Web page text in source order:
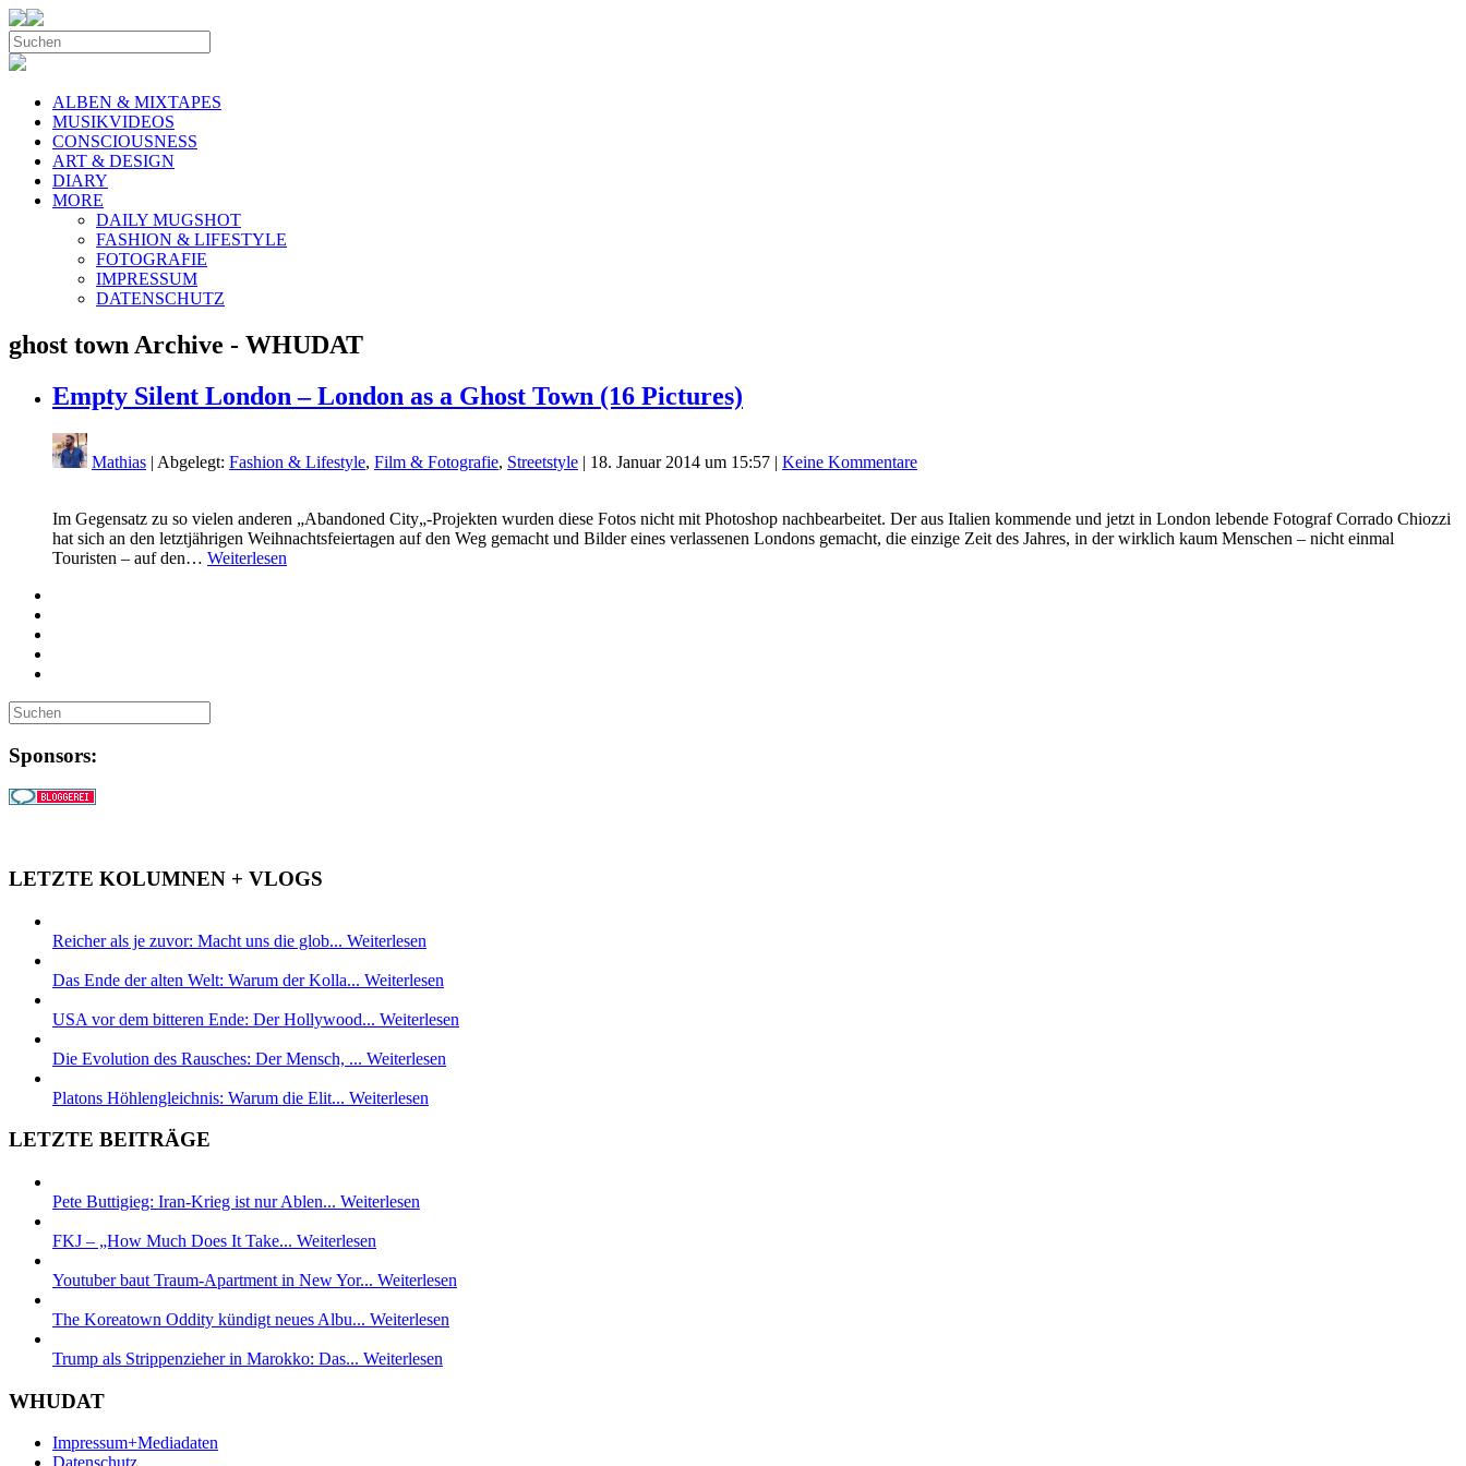
ALBEN & MIXTAPES
MUSIKVIDEOS
CONSCIOUSNESS
ART & DESIGN
DIARY
MORE
DAILY MUGSHOT
FASHION & LIFESTYLE
FOTOGRAFIE
IMPRESSUM
DATENSCHUTZ
ghost town Archive - WHUDAT
Empty Silent London – London as a Ghost Town (16 Pictures)
Mathias | Abgelegt: Fashion & Lifestyle, Film & Fotografie, Streetstyle | 18. Januar 2014 um 15:57 | Keine Kommentare
Im Gegensatz zu so vielen anderen „Abandoned City„-Projekten wurden diese Fotos nicht mit Photoshop nachbearbeitet. Der aus Italien kommende und jetzt in London lebende Fotograf Corrado Chiozzi
hat sich an den letztjährigen Weihnachtsfeiertagen auf den Weg gemacht und Bilder eines verlassenen Londons gemacht, die einzige Zeit des Jahres, in der wirklich kaum Menschen – nicht einmal
Touristen – auf den… Weiterlesen
Sponsors:
LETZTE KOLUMNEN + VLOGS
Reicher als je zuvor: Macht uns die glob... Weiterlesen
Das Ende der alten Welt: Warum der Kolla... Weiterlesen
USA vor dem bitteren Ende: Der Hollywood... Weiterlesen
Die Evolution des Rausches: Der Mensch, ... Weiterlesen
Platons Höhlengleichnis: Warum die Elit... Weiterlesen
LETZTE BEITRÄGE
Pete Buttigieg: Iran-Krieg ist nur Ablen... Weiterlesen
FKJ – „How Much Does It Take... Weiterlesen
Youtuber baut Traum-Apartment in New Yor... Weiterlesen
The Koreatown Oddity kündigt neues Albu... Weiterlesen
Trump als Strippenzieher in Marokko: Das... Weiterlesen
WHUDAT
Impressum+Mediadaten